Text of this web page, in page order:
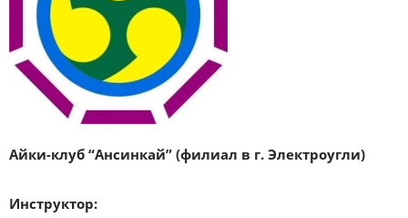
Айки-клуб “Ансинкай” (филиал в г. Электроугли)
Инструктор: